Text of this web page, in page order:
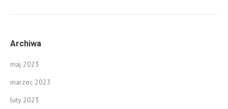
Archiwa
maj 2023
marzec 2023
luty 2023